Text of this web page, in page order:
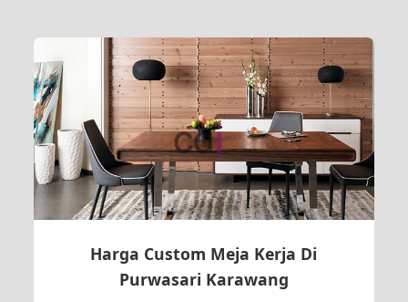
Harga Custom Meja Kerja Di
Purwasari Karawang